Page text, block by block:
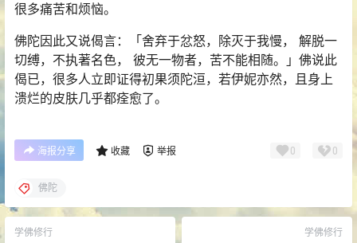
很多痛苦和烦恼。
佛陀因此又说偈言：「舍弃于忿怒，除灭于我慢， 解脱一
切缚，不执著名色， 彼无一物者，苦不能相随。」佛说此
偈已，很多人立即证得初果须陀洹，若伊妮亦然，且身上
溃烂的皮肤几乎都痊愈了。
海报分享 收藏 举报 0 0
佛陀
学佛修行 学佛修行